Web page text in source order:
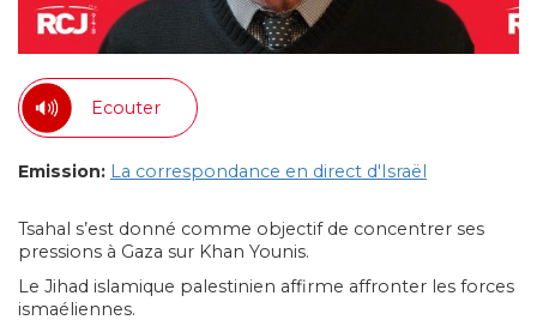
Ecouter
Emission: La correspondance en direct d'Israël
Tsahal s’est donné comme objectif de concentrer ses
pressions à Gaza sur Khan Younis.
Le Jihad islamique palestinien affirme affronter les forces
ismaéliennes.